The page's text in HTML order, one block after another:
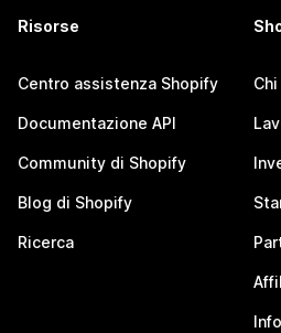
Risorse
Centro assistenza Shopify
Documentazione API
Community di Shopify
Blog di Shopify
Ricerca